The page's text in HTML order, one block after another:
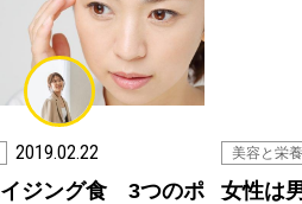
2019.02.22
ジング食 3つのポ
美容と栄養
女性は